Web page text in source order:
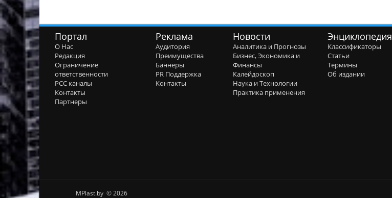
Портал
О Нас
Редакция
Ограничение
ответственности
РСС каналы
Контакты
Партнеры
Реклама
Аудитория
Преимущества
Баннеры
PR Поддержка
Контакты
Новости
Аналитика и Прогнозы
Бизнес, Экономика и
Финансы
Калейдоскоп
Наука и Технологии
Практика применения
Энциклопедия
Классификаторы
Статьи
Термины
Об издании
MPlast.by © 2026